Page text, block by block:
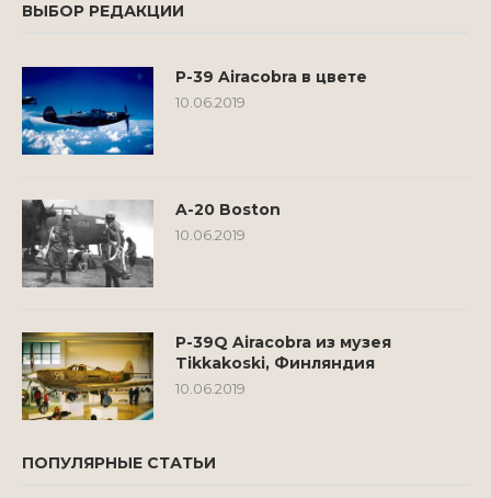
ВЫБОР РЕДАКЦИИ
P-39 Airacobra в цвете
10.06.2019
A-20 Boston
10.06.2019
P-39Q Airacobra из музея
Tikkakoski, Финляндия
10.06.2019
ПОПУЛЯРНЫЕ СТАТЬИ